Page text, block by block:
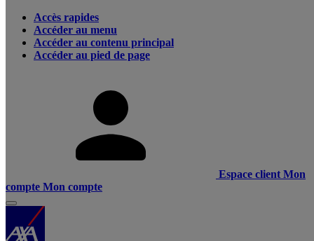
Accès rapides
Accéder au menu
Accéder au contenu principal
Accéder au pied de page
Espace client Mon
compte Mon compte